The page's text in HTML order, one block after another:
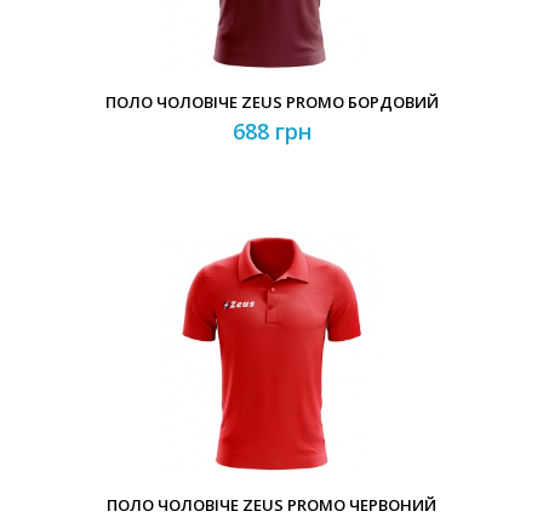
ПОЛО ЧОЛОВІЧЕ ZEUS PROMO БОРДОВИЙ
688 грн
ПОЛО ЧОЛОВІЧЕ ZEUS PROMO ЧЕРВОНИЙ